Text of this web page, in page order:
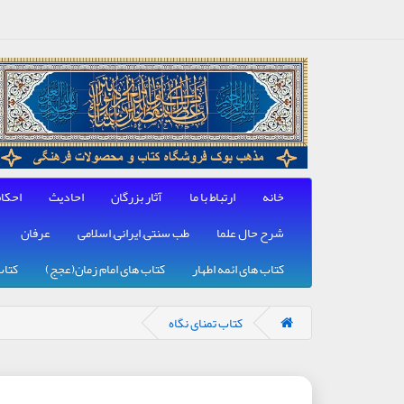
خانه ارتباط با ما آثار بزرگان احادیث
شرح حال علما
طب سنتی, ایرانی, اسلامی
عرفان
کتاب های ائمه اطهار
کتاب های امام زمان(عجج)
کتاب تمنای نگاه